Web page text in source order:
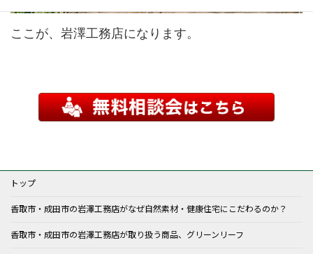
ここが、岩澤工務店になります。
トップ
香取市・成田市の岩澤工務店がなぜ自然素材・健康住宅にこだわるのか？
香取市・成田市の岩澤工務店が取り扱う商品、グリーンリーフ